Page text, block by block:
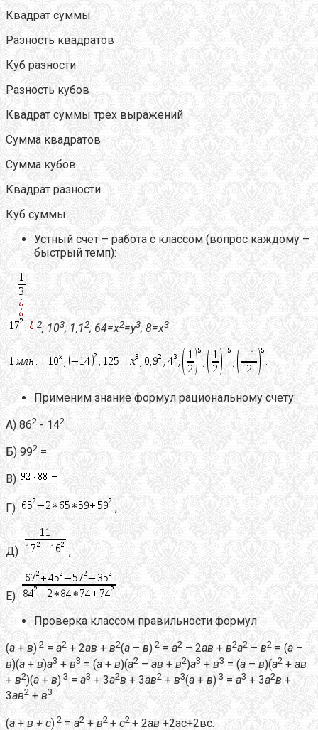
Квадрат суммы
Разность квадратов
Куб разности
Разность кубов
Квадрат суммы трех выражений
Сумма квадратов
Сумма кубов
Квадрат разности
Куб суммы
Устный счет – работа с классом (вопрос каждому –
быстрый темп):
2; 103; 1,12; 64=х2=у3; 8=х3
Применим знание формул рациональному счету:
А) 862 - 142
Б) 992 =
В)
Г) ,
Д) ,
Е)
Проверка классом правильности формул
(а + в) 2 = а2 + 2ав + в2(а – в) 2 = а2 – 2ав + в2а2 – в2 = (а –
в)(а + в)а3 + в3 = (а + в)(а2 – ав + в2)а3 + в3 = (а – в)(а2 + ав
+ в2)(а + в) 3 = а3 + 3а2в + 3ав2 + в3(а + в) 3 = а3 + 3а2в +
3ав2 + в3
(а + в + с) 2 = а2 + в2 + с2 + 2ав +2ас+2вс.